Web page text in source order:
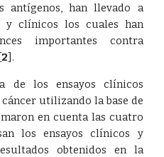
han llevado a
y clínicos los cuales han
importantes contra
[2] .
de los ensayos clínicos
cáncer utilizando la base de
en cuenta las cuatro
los ensayos clínicos y
obtenidos en la